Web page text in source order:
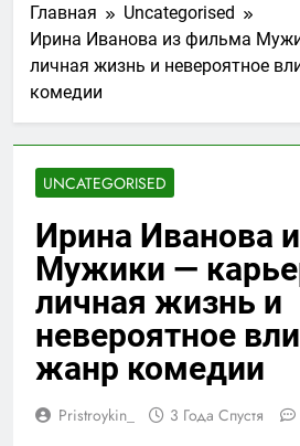
Главная
Uncategorised
Ирина Иванова из фильма
личная жизнь и невероятное
комедии
UNCATEGORISED
Ирина Иванова
Мужики —
личная жизнь и
невероятное
жанр комедии
Pristroykin_ 3 Года Спустя